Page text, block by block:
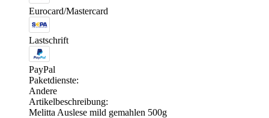
Eurocard/Mastercard
Lastschrift
PayPal
Paketdienste:
Andere
Artikelbeschreibung:
Melitta Auslese mild gemahlen 500g